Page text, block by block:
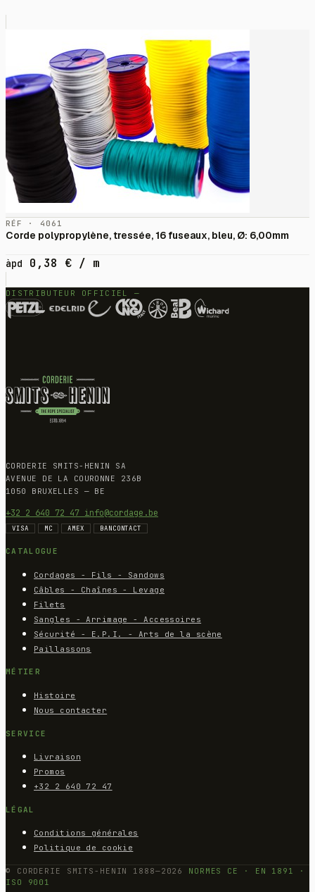
RÉF · 4061
Corde polypropylène, tressée, 16 fuseaux, bleu, Ø: 6,00mm
àpd 0,38 € / m
DISTRIBUTEUR OFFICIEL —
CORDERIE SMITS-HENIN SA
AVENUE DE LA COURONNE 236B
1050 BRUXELLES — BE
+32 2 640 72 47 info@cordage.be
VISA MC AMEX BANCONTACT
CATALOGUE
Cordages - Fils - Sandows
Câbles - Chaînes - Levage
Filets
Sangles - Arrimage - Accessoires
Sécurité - E.P.I. - Arts de la scène
Paillassons
MÉTIER
Histoire
Nous contacter
SERVICE
Livraison
Promos
+32 2 640 72 47
LÉGAL
Conditions générales
Politique de cookie
© CORDERIE SMITS-HENIN 1888—2026
NORMES CE · EN 1891 ·
ISO 9001